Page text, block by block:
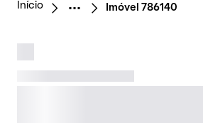
Início Imóvel 786140